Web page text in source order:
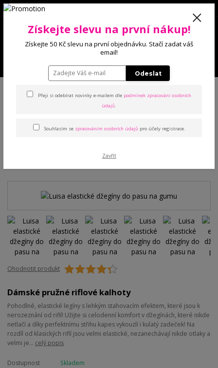
0 Kč
na gumu
Luisa elastické džegíny do
Ohodnotit produkt
Dámské pružné riflové kalhoty
Pohodlné, elastické legíny s lehkým stahovacím efektem, které jsou k
nerozeznání od riflí! Užijte si celodenní komfort v džegínách, které nikde
netlačí a díky perfektnímu střihu kapes vykouzlí i kulatý zadeček! Na
rozdíl od klasických riflí jsou velmi elastické, nezanechávají nikde otlaky a
velmi je... celý popis
Dostupnost
Skladem
Získejte slevu na první nákup!
Získejte 50 Kč slevu na první objednávku. Stačí zadat váš
email!
Odeslat
Přeji si odebírat novinky e-mailem dle podmínek zpracování osobních
údajů.
Souhlasím se zpracováním osobních údajů pro účely registrace.
Zavřít